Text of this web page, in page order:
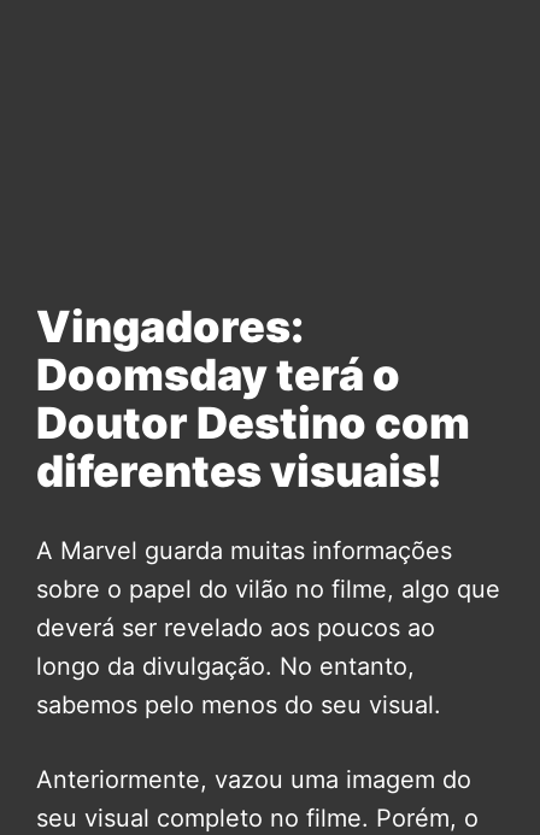
Vingadores:
Doomsday terá o
Doutor Destino com
diferentes visuais!
A Marvel guarda muitas informações
sobre o papel do vilão no filme, algo que
deverá ser revelado aos poucos ao
longo da divulgação. No entanto,
sabemos pelo menos do seu visual.
Anteriormente, vazou uma imagem do
seu visual completo no filme. Porém, o